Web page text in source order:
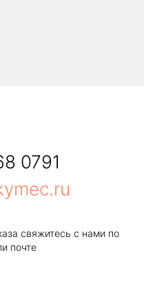
0791
свяжитесь с нами по
почте